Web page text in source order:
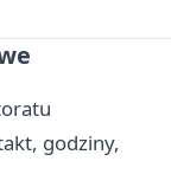
godziny,